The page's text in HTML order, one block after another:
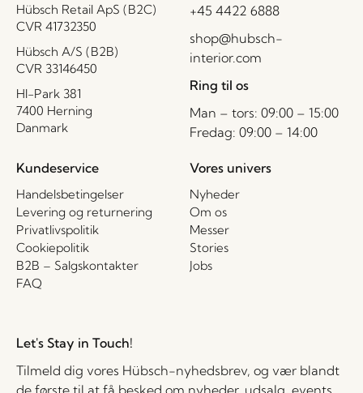
Hübsch Retail ApS (B2C)
CVR 41732350
Hübsch A/S (B2B)
CVR 33146450
HI-Park 381
7400 Herning
Danmark
+45 4422 6888
shop@hubsch-
interior.com
Ring til os
Man – tors: 09:00 – 15:00
Fredag: 09:00 – 14:00
Kundeservice
Handelsbetingelser
Levering og returnering
Privatlivspolitik
Cookiepolitik
B2B – Salgskontakter
FAQ
Vores univers
Nyheder
Om os
Messer
Stories
Jobs
Let's Stay in Touch!
Tilmeld dig vores Hübsch-nyhedsbrev, og vær blandt
de første til at få besked om nyheder, udsalg, events